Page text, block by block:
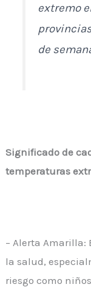
extremo
de
Significado de
temperaturas
– Alerta Amarilla:
la salud,
riesgo como